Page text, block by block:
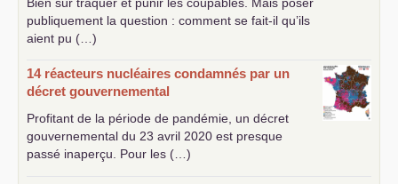
Bien sûr traquer et punir les coupables. Mais poser
publiquement la question : comment se fait-il qu’ils
aient pu (…)
14 réacteurs nucléaires condamnés par un
décret gouvernemental
Profitant de la période de pandémie, un décret
gouvernemental du 23 avril 2020 est presque
passé inaperçu. Pour les (…)